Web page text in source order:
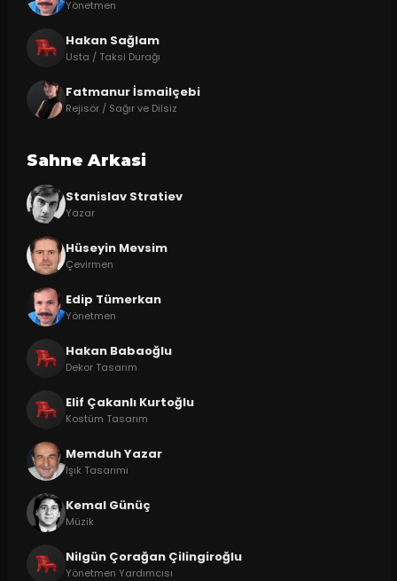
Yönetmen
Hakan Sağlam
Usta / Taksi Durağı
Fatmanur İsmailçebi
Rejisör / Sağır ve Dilsiz
Sahne Arkasi
Stanislav Stratiev
Yazar
Hüseyin Mevsim
Çevirmen
Edip Tümerkan
Yönetmen
Hakan Babaoğlu
Dekor Tasarım
Elif Çakanlı Kurtoğlu
Kostüm Tasarım
Memduh Yazar
Işık Tasarımı
Kemal Günüç
Müzik
Nilgün Çorağan Çilingiroğlu
Yönetmen Yardımcısı